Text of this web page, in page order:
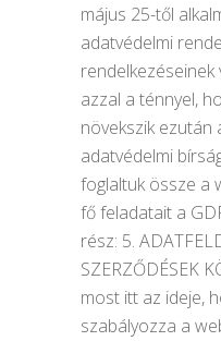
május 25-től
adatvédelmi
rendelkezéseinek
azzal a ténnyel,
növekszik ezután
adatvédelmi
foglaltuk össze a
fő feladatait a
rész: 5.
SZERZŐDÉSEK
most itt az ideje,
szabályozza a